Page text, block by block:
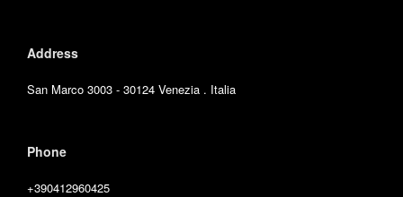
Address
San Marco 3003 - 30124 Venezia . Italia
Phone
+390412960425